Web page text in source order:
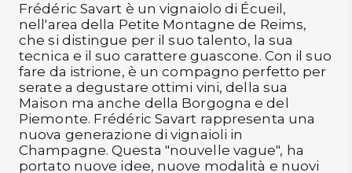
Accedi
Gift
Card
Preferiti
Blog
Frédéric Savart è un vignaiolo di Écueil,
nell'area della Petite Montagne de Reims,
che si distingue per il suo talento, la sua
tecnica e il suo carattere guascone. Con il suo
fare da istrione, è un compagno perfetto per
serate a degustare ottimi vini, della sua
Maison ma anche della Borgogna e del
Piemonte. Frédéric Savart rappresenta una
nuova generazione di vignaioli in
Champagne. Questa "nouvelle vague", ha
portato nuove idee, nuove modalità e nuovi